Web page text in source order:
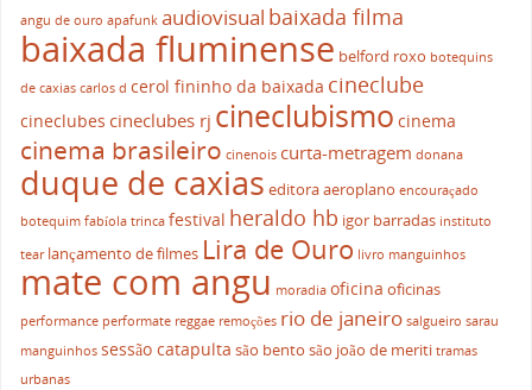
angu de ouro apafunk audiovisual baixada filma
baixada fluminense belford roxo botequins
de caxias carlos d cerol fininho da baixada cineclube
cineclubes cineclubes rj cineclubismo cinema
cinema brasileiro cinenois curta-metragem donana
duque de caxias editora aeroplano encouraçado
botequim fabíola trinca festival heraldo hb igor barradas instituto
tear lançamento de filmes Lira de Ouro livro manguinhos
mate com angu moradia oficina oficinas
performance performate reggae remoções rio de janeiro salgueiro sarau
manguinhos sessão catapulta são bento são joão de meriti tramas
urbanas